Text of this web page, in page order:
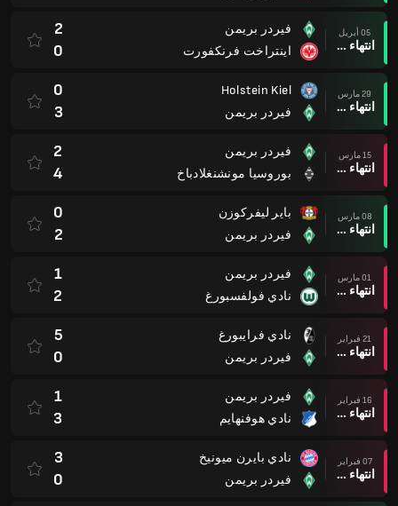
05 أبريل
انتهاء وقت المباراة
فيردر بريمن
اينتراخت فرنكفورت
2
0
29 مارس
انتهاء وقت المباراة
Holstein Kiel
فيردر بريمن
0
3
15 مارس
انتهاء وقت المباراة
فيردر بريمن
بوروسيا مونشنغلادباخ
2
4
08 مارس
انتهاء وقت المباراة
باير ليفركوزن
فيردر بريمن
0
2
01 مارس
انتهاء وقت المباراة
فيردر بريمن
نادي فولفسبورغ
1
2
21 فبراير
انتهاء وقت المباراة
نادي فرايبورغ
فيردر بريمن
5
0
16 فبراير
انتهاء وقت المباراة
فيردر بريمن
نادي هوفنهايم
1
3
07 فبراير
انتهاء وقت المباراة
نادي بايرن ميونيخ
فيردر بريمن
3
0